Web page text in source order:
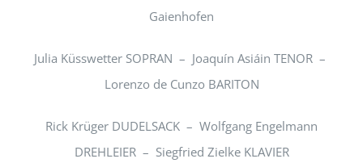
Gaienhofen
Julia Küsswetter SOPRAN – Joaquín Asiáin TENOR –
Lorenzo de Cunzo BARITON
Rick Krüger DUDELSACK – Wolfgang Engelmann
DREHLEIER – Siegfried Zielke KLAVIER